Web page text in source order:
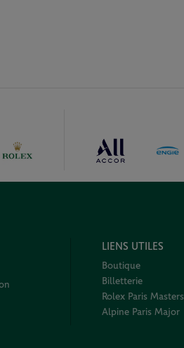
LIENS UTILES
Boutique
Billetterie
Rolex Paris Masters
Alpine Paris Major